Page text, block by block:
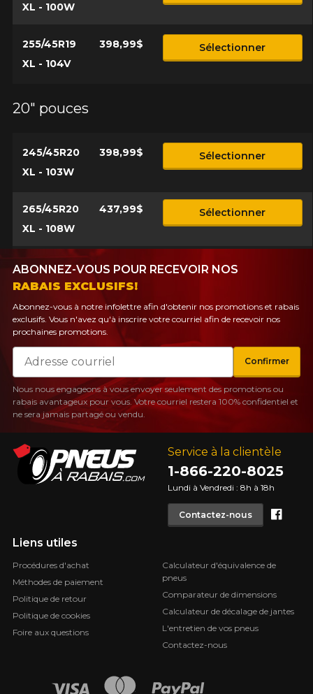
XL - 100W
255/45R19
XL - 104V
398,99$ Sélectionner
20" pouces
245/45R20
XL - 103W
398,99$ Sélectionner
265/45R20
XL - 108W
437,99$ Sélectionner
Service à la clientèle
1-866-220-8025
Lundi à Vendredi : 8h à 18h
Contactez-nous
Liens utiles
Procédures d'achat
Méthodes de paiement
Politique de retour
Politique de cookies
Foire aux questions
Calculateur d'équivalence de
pneus
Comparateur de dimensions
Calculateur de décalage de jantes
L'entretien de vos pneus
Contactez-nous
ABONNEZ-VOUS POUR RECEVOIR NOS
RABAIS EXCLUSIFS!
Abonnez-vous à notre infolettre afin d'obtenir nos promotions et rabais
exclusifs. Vous n'avez qu'à inscrire votre courriel afin de recevoir nos
prochaines promotions.
Courriel
Confirmer
Nous nous engageons à vous envoyer seulement des promotions ou
rabais avantageux pour vous. Votre courriel restera 100% confidentiel et
ne sera jamais partagé ou vendu.